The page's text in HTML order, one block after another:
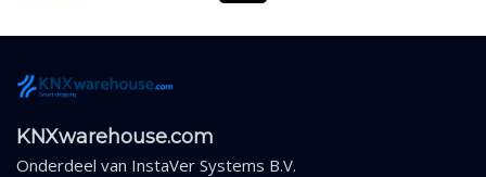
KNXwarehouse.com
Onderdeel van InstaVer Systems B.V.